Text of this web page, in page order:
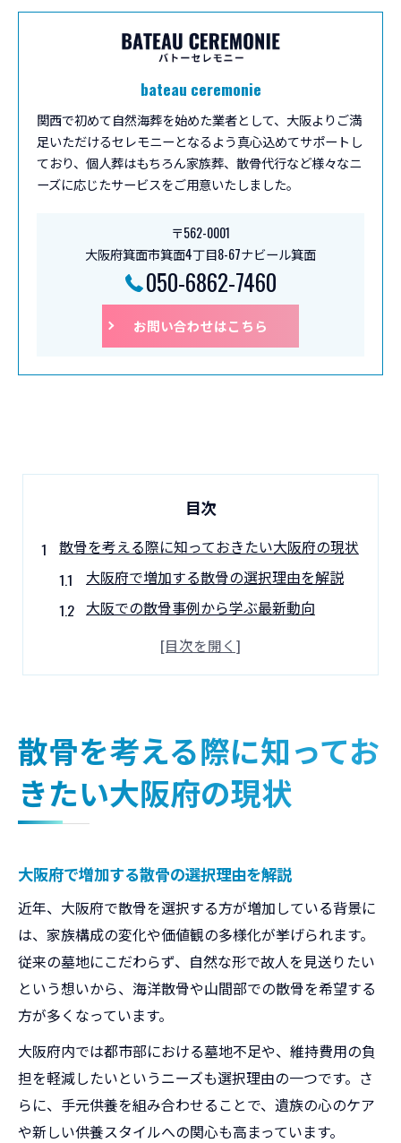
bateau ceremonie
関西で初めて自然海葬を始めた業者として、大阪よりご満
足いただけるセレモニーとなるよう真心込めてサポートし
ており、個人葬はもちろん家族葬、散骨代行など様々なニ
ーズに応じたサービスをご用意いたしました。
〒562-0001
大阪府箕面市箕面4丁目8-67ナビール箕面
050-6862-7460
お問い合わせはこちら
目次
散骨を考える際に知っておきたい大阪府の現状
大阪府で増加する散骨の選択理由を解説
大阪での散骨事例から学ぶ最新動向
散骨が注目される背景と大阪の現状
大阪で散骨する際の基本知識と手順
安心できる散骨業者の選び方と注意点
家族で話し合いたい散骨に関する基礎情報
トラブル回避のための散骨基礎チェック
大阪府で散骨を行う前に確認したい法規制
大阪の散骨に関する最新法規制を解説
散骨許可が必要な大阪の具体的なケース
大阪府内での散骨と条例のポイント
大阪の散骨で避けたい法的リスクとは
なぜ散骨には注意が必要なのか大阪で徹底解説
大阪で散骨が問題視される背景を解説
散骨を考える際に知ってお
きたい大阪府の現状
大阪府で増加する散骨の選択理由を解説
近年、大阪府で散骨を選択する方が増加している背景に
は、家族構成の変化や価値観の多様化が挙げられます。
従来の墓地にこだわらず、自然な形で故人を見送りたい
という想いから、海洋散骨や山間部での散骨を希望する
方が多くなっています。
大阪府内では都市部における墓地不足や、維持費用の負
担を軽減したいというニーズも選択理由の一つです。さ
らに、手元供養を組み合わせることで、遺族の心のケア
や新しい供養スタイルへの関心も高まっています。